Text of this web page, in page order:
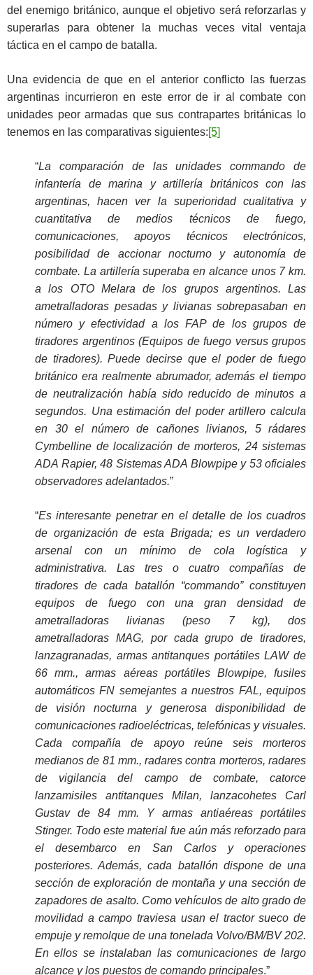
del enemigo británico, aunque el objetivo será reforzarlas y
superarlas para obtener la muchas veces vital ventaja
táctica en el campo de batalla.
Una evidencia de que en el anterior conflicto las fuerzas
argentinas incurrieron en este error de ir al combate con
unidades peor armadas que sus contrapartes británicas lo
tenemos en las comparativas siguientes:[5]
“La comparación de las unidades commando de
infantería de marina y artillería británicos con las
argentinas, hacen ver la superioridad cualitativa y
cuantitativa de medios técnicos de fuego,
comunicaciones, apoyos técnicos electrónicos,
posibilidad de accionar nocturno y autonomía de
combate. La artillería superaba en alcance unos 7 km.
a los OTO Melara de los grupos argentinos. Las
ametralladoras pesadas y livianas sobrepasaban en
número y efectividad a los FAP de los grupos de
tiradores argentinos (Equipos de fuego versus grupos
de tiradores). Puede decirse que el poder de fuego
británico era realmente abrumador, además el tiempo
de neutralización había sido reducido de minutos a
segundos. Una estimación del poder artillero calcula
en 30 el número de cañones livianos, 5 rádares
Cymbelline de localización de morteros, 24 sistemas
ADA Rapier, 48 Sistemas ADA Blowpipe y 53 oficiales
observadores adelantados.”
“Es interesante penetrar en el detalle de los cuadros
de organización de esta Brigada; es un verdadero
arsenal con un mínimo de cola logística y
administrativa. Las tres o cuatro compañías de
tiradores de cada batallón “commando” constituyen
equipos de fuego con una gran densidad de
ametralladoras livianas (peso 7 kg), dos
ametralladoras MAG, por cada grupo de tiradores,
lanzagranadas, armas antitanques portátiles LAW de
66 mm., armas aéreas portátiles Blowpipe, fusiles
automáticos FN semejantes a nuestros FAL, equipos
de visión nocturna y generosa disponibilidad de
comunicaciones radioeléctricas, telefónicas y visuales.
Cada compañía de apoyo reúne seis morteros
medianos de 81 mm., radares contra morteros, radares
de vigilancia del campo de combate, catorce
lanzamisiles antitanques Milan, lanzacohetes Carl
Gustav de 84 mm. Y armas antiaéreas portátiles
Stinger. Todo este material fue aún más reforzado para
el desembarco en San Carlos y operaciones
posteriores. Además, cada batallón dispone de una
sección de exploración de montaña y una sección de
zapadores de asalto. Como vehículos de alto grado de
movilidad a campo traviesa usan el tractor sueco de
empuje y remolque de una tonelada Volvo/BM/BV 202.
En ellos se instalaban las comunicaciones de largo
alcance y los puestos de comando principales.”